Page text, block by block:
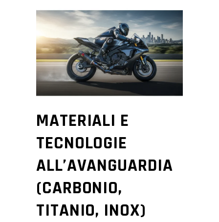
MATERIALI E
TECNOLOGIE
ALL’AVANGUARDIA
(CARBONIO,
TITANIO, INOX)